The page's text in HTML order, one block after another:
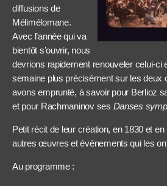
diffusions de
Mélimélomane.
Avec l’année qui va
bientôt s’ouvrir, nous
devrions rapidement renouveler celui-ci
semaine plus précisément sur les
avons emprunté, à savoir pour Berlioz
et pour Rachmaninov ses Danses
Petit récit de leur création, en 1830 et
autres œuvres et évènements qui les
Au programme :